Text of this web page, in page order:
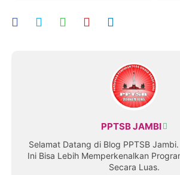
PPTSB JAMBI
Selamat Datang di Blog PPTSB
Ini Bisa Lebih Memperkenalkan
Secara Luas.